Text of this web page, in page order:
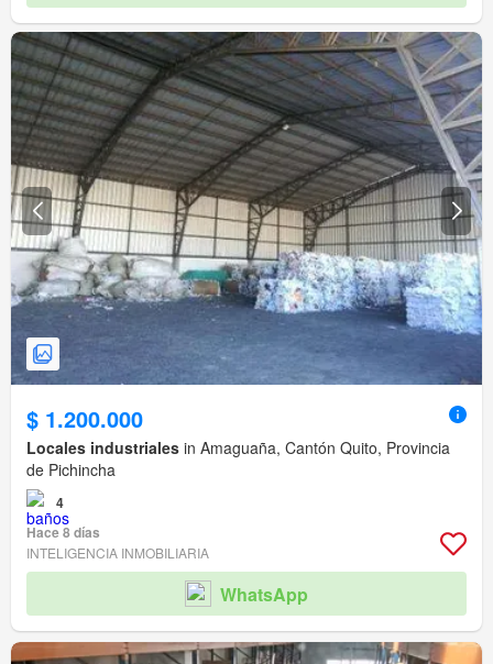
$ 1.200.000
Locales industriales in Amaguaña, Cantón Quito, Provincia
de Pichincha
4
Hace 8 días
INTELIGENCIA INMOBILIARIA
WhatsApp